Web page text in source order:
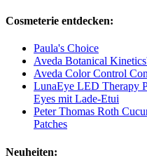
Cosmeterie entdecken:
Paula's Choice
Aveda Botanical
Aveda Color Control
LunaEye LED Therapy
Eyes mit Lade-Etui
Peter Thomas Roth
Patches
Neuheiten: